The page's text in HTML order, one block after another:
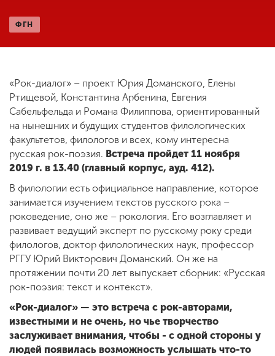
образовательной
ENG SPN CHI
Приемная
+7 (831) 262-26-20
ФГН
«Рок-диалог» – проект Юрия Доманского, Елены
Ртищевой, Константина Арбенина, Евгения
Сабельфельда и Романа Филиппова, ориентированный
на нынешних и будущих студентов филологических
факультетов, филологов и всех, кому интересна
русская рок-поэзия. Встреча пройдет 11 ноября
2019 г. в 13.40 (главный корпус, ауд. 412).
В филологии есть официальное направление, которое
занимается изучением текстов русского рока –
роковедение, оно же – рокология. Его возглавляет и
развивает ведущий эксперт по русскому року среди
филологов, доктор филологических наук, профессор
РГГУ Юрий Викторович Доманский. Он же на
протяжении почти 20 лет выпускает сборник: «Русская
рок-поэзия: текст и контекст».
«Рок-диалог» — это встреча с рок-авторами,
известными и не очень, но чье творчество
заслуживает внимания, чтобы - с одной стороны у
людей появилась возможность услышать что-то